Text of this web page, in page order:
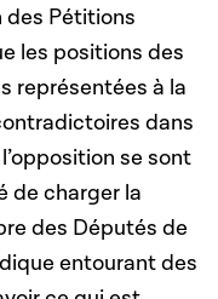
des Pétitions
les positions des
représentées à la
dans
se sont
de charger la
des Députés de
entourant des